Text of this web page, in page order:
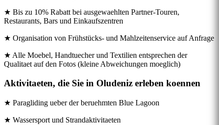
★ Bis zu 10% Rabatt bei ausgewaehlten Partner-Touren,
Restaurants, Bars und Einkaufszentren
★ Organisation von Frühstücks- und Mahlzeitenservice auf Anfrage
★ Alle Moebel, Handtuecher und Textilien entsprechen der
Qualitaet auf den Fotos (kleine Abweichungen moeglich)
Aktivitaeten, die Sie in Oludeniz erleben koennen
★ Paragliding ueber der beruehmten Blue Lagoon
★ Wassersport und Strandaktivitaeten